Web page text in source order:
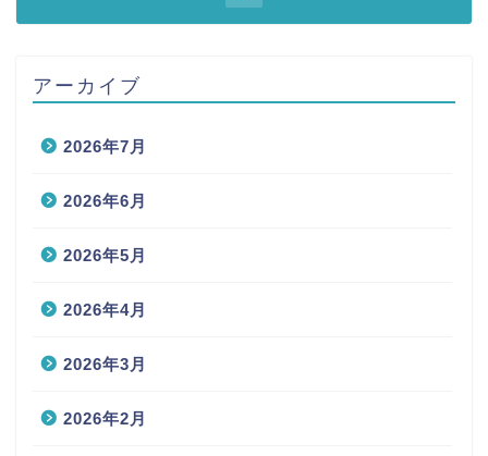
アーカイブ
2026年7月
2026年6月
2026年5月
2026年4月
2026年3月
2026年2月